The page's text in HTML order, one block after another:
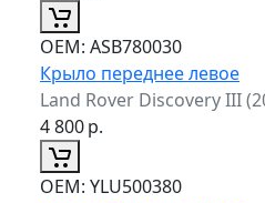
ОЕМ: ASB780030
Крыло переднее левое
Land Rover Discovery III
4 800р.
ОЕМ: YLU500380